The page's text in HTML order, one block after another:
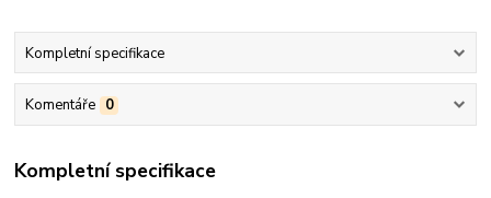
Kompletní specifikace
Komentáře 0
Kompletní specifikace